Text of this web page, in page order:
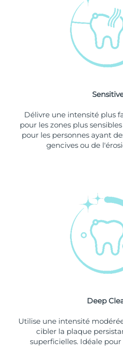
Délivre une intensité plus
pour les zones plus
pour les personnes ayant
gencives ou de
Deep
Utilise une intensité
cibler la plaque
superficielles. Idéale
Espagne
Émirats arabes unis
Ouzbékistan